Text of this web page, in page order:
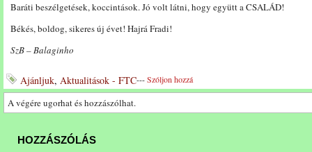
Baráti beszélgetések, koccintások. Jó volt látni, hogy együtt a CSALÁD!
Békés, boldog, sikeres új évet! Hajrá Fradi!
SzB – Balaginho
Ajánljuk, Aktualitások - FTC---Szóljon hozzá
A végére ugorhat és hozzászólhat.
HOZZÁSZÓLÁS